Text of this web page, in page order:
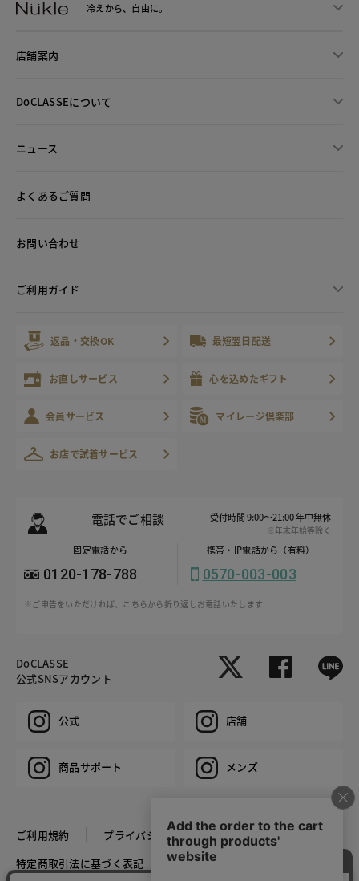
冷えから、 自由に。
店舗案内
DoCLASSEについて
ニュース
よくあるご質問
お問い合わせ
ご利用ガイド
返品・交換OK 最短翌日配送
お直しサービス 心を込めたギフト
会員サービス マイレージ倶楽部
お店で試着サービス
電話でご相談 受付時間 9:00～21:00 年中無休
※年末年始等除く
固定電話から
0120-178-788
携帯・IP電話から（有料）
0570-003-003
※ご申告をいただければ、こちらから折り返しお電話いたします
DoCLASSE
公式SNSアカウント
公式 店舗
商品サポート メンズ
ご利用規約
プライバシーポリシー
特定商取引法に基づく表記
推奨環境